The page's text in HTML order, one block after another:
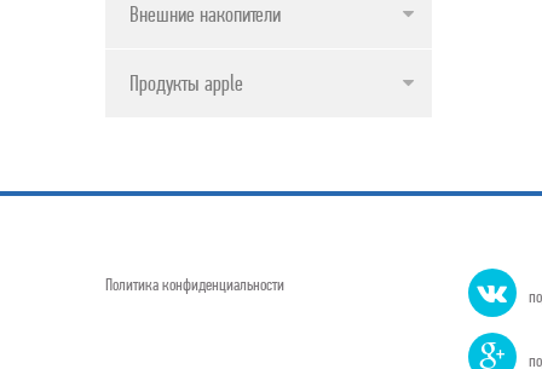
Внешние накопители
Продукты apple
Политика конфиденциальности